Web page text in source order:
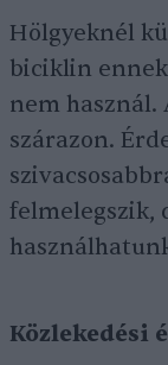
Hölgyeknél
biciklin
nem
szárazon.
felmelegszik,
Közlekedési